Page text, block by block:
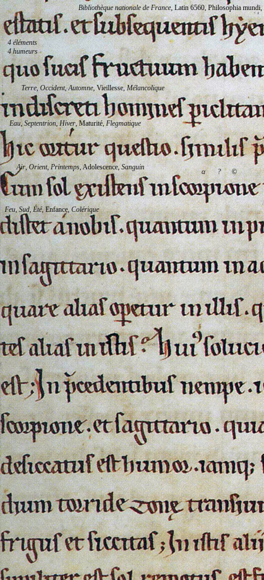
α ? ©
4 éléments
4 humeurs
Bibliothèque nationale de France, Latin 6560, Philosophia mundi,
Terre,Occident,Automne, Vieillesse,Mélancolique
Eau,Septentrion,Hiver, Maturité,Flegmatique
Air,Orient,Printemps, Adolescence,Sanguin
Feu,Sud,Été, Enfance,Colérique